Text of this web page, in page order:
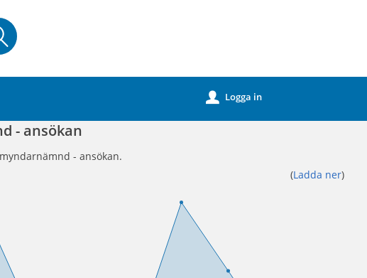
u Logga in
- ansökan
- ansökan.
(Ladda ner)